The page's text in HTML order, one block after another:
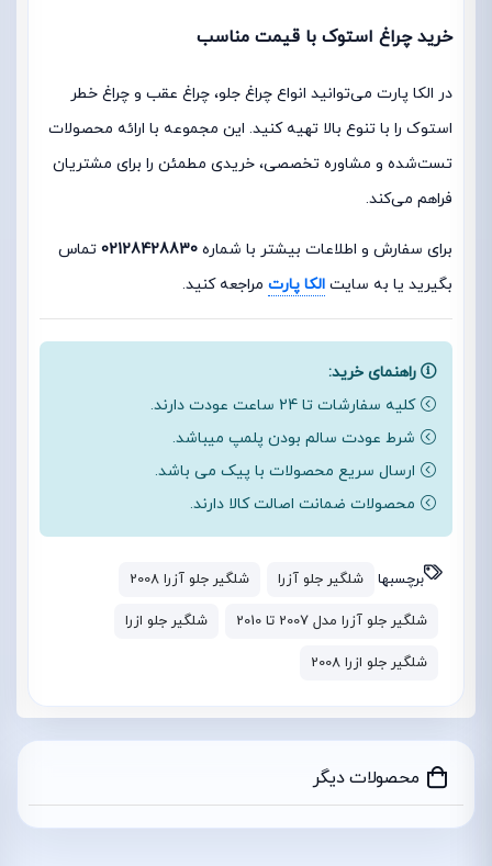
خرید چراغ استوک با قیمت مناسب
در الکا پارت می‌توانید انواع چراغ جلو، چراغ عقب و چراغ خطر
استوک را با تنوع بالا تهیه کنید. این مجموعه با ارائه محصولات
تست‌شده و مشاوره تخصصی، خریدی مطمئن را برای مشتریان
فراهم می‌کند.
برای سفارش و اطلاعات بیشتر با شماره 02128428830 تماس
بگیرید یا به سایت الکا پارت مراجعه کنید.
راهنمای خرید:
کلیه سفارشات تا 24 ساعت عودت دارند.
شرط عودت سالم بودن پلمپ میباشد.
ارسال سریع محصولات با پیک می باشد.
محصولات ضمانت اصالت کالا دارند.
برچسبها شلگیر جلو آزرا شلگیر جلو آزرا 2008
شلگیر جلو آزرا مدل 2007 تا 2010 شلگیر جلو ازرا
شلگیر جلو ازرا 2008
محصولات دیگر